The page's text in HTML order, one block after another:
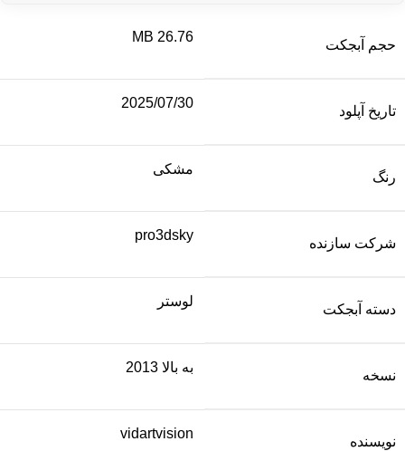
حجم آبجکت
26.76 MB
تاریخ آپلود
2025/07/30
رنگ
مشکی
شرکت سازنده
pro3dsky
دسته آبجکت
لوستر
نسخه
به بالا 2013
نویسنده
vidartvision